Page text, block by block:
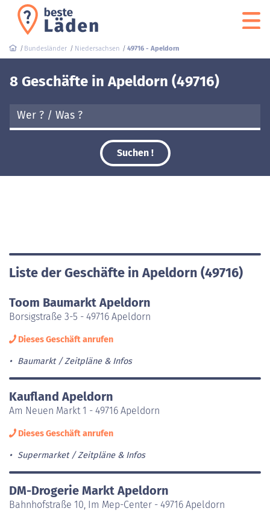
Bundesländer Niedersachsen 49716 - Apeldorn
8 Geschäfte in Apeldorn (49716)
Suchen !
Liste der Geschäfte in Apeldorn (49716)
Toom Baumarkt Apeldorn
Borsigstraße 3-5 - 49716 Apeldorn
Dieses Geschäft anrufen
Baumarkt Zeitpläne & Infos
Kaufland Apeldorn
Am Neuen Markt 1 - 49716 Apeldorn
Dieses Geschäft anrufen
Supermarket Zeitpläne & Infos
DM-Drogerie Markt Apeldorn
Bahnhofstraße 10, Im Mep-Center - 49716 Apeldorn